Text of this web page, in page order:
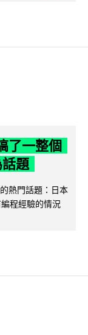
了一整個
題
熱門話題：日本
程經驗的情況